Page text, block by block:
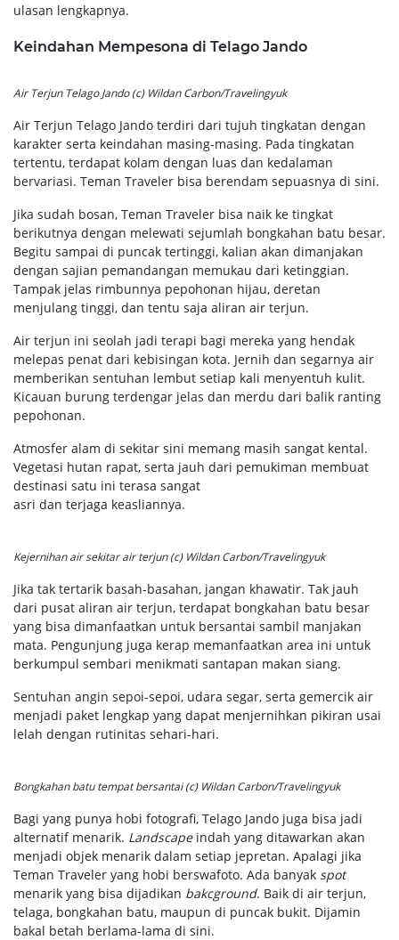
ulasan lengkapnya.
Keindahan Mempesona di Telago Jando
Air Terjun Telago Jando (c) Wildan Carbon/Travelingyuk
Air Terjun Telago Jando terdiri dari tujuh tingkatan dengan
karakter serta keindahan masing-masing. Pada tingkatan
tertentu, terdapat kolam dengan luas dan kedalaman
bervariasi. Teman Traveler bisa berendam sepuasnya di sini.
Jika sudah bosan, Teman Traveler bisa naik ke tingkat
berikutnya dengan melewati sejumlah bongkahan batu besar.
Begitu sampai di puncak tertinggi, kalian akan dimanjakan
dengan sajian pemandangan memukau dari ketinggian.
Tampak jelas rimbunnya pepohonan hijau, deretan
menjulang tinggi, dan tentu saja aliran air terjun.
Air terjun ini seolah jadi terapi bagi mereka yang hendak
melepas penat dari kebisingan kota. Jernih dan segarnya air
memberikan sentuhan lembut setiap kali menyentuh kulit.
Kicauan burung terdengar jelas dan merdu dari balik ranting
pepohonan.
Atmosfer alam di sekitar sini memang masih sangat kental.
Vegetasi hutan rapat, serta jauh dari pemukiman membuat
destinasi satu ini terasa sangat
asri dan terjaga keasliannya.
Kejernihan air sekitar air terjun (c) Wildan Carbon/Travelingyuk
Jika tak tertarik basah-basahan, jangan khawatir. Tak jauh
dari pusat aliran air terjun, terdapat bongkahan batu besar
yang bisa dimanfaatkan untuk bersantai sambil manjakan
mata. Pengunjung juga kerap memanfaatkan area ini untuk
berkumpul sembari menikmati santapan makan siang.
Sentuhan angin sepoi-sepoi, udara segar, serta gemercik air
menjadi paket lengkap yang dapat menjernihkan pikiran usai
lelah dengan rutinitas sehari-hari.
Bongkahan batu tempat bersantai (c) Wildan Carbon/Travelingyuk
Bagi yang punya hobi fotografi, Telago Jando juga bisa jadi
alternatif menarik. Landscape indah yang ditawarkan akan
menjadi objek menarik dalam setiap jepretan. Apalagi jika
Teman Traveler yang hobi berswafoto. Ada banyak spot
menarik yang bisa dijadikan bakcground. Baik di air terjun,
telaga, bongkahan batu, maupun di puncak bukit. Dijamin
bakal betah berlama-lama di sini.